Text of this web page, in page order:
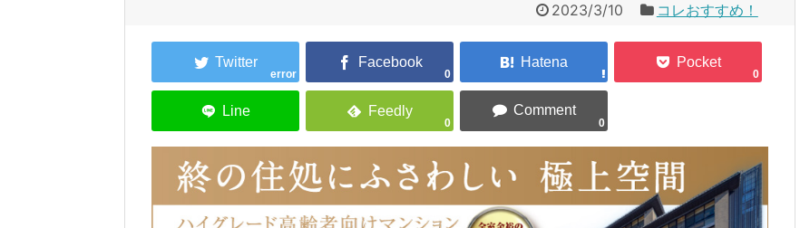
2023/3/10 コレおすすめ！
error 0 0
0 0